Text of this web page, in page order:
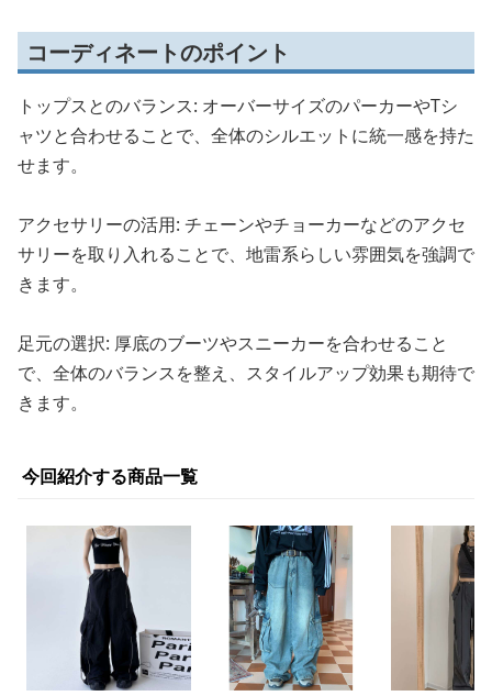
コーディネートのポイント
トップスとのバランス: オーバーサイズのパーカーやTシ
ャツと合わせることで、全体のシルエットに統一感を持た
せます。
アクセサリーの活用: チェーンやチョーカーなどのアクセ
サリーを取り入れることで、地雷系らしい雰囲気を強調で
きます。
足元の選択: 厚底のブーツやスニーカーを合わせること
で、全体のバランスを整え、スタイルアップ効果も期待で
きます。
今回紹介する商品一覧